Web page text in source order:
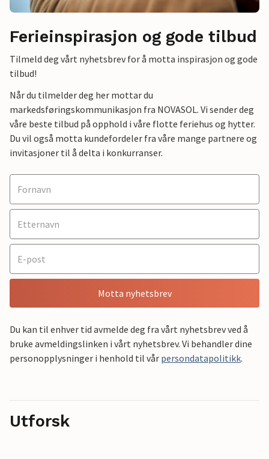
Ferieinspirasjon og gode tilbud
Tilmeld deg vårt nyhetsbrev for å motta inspirasjon og gode
tilbud!
Når du tilmelder deg her mottar du
markedsføringskommunikasjon fra NOVASOL. Vi sender deg
våre beste tilbud på opphold i våre flotte feriehus og hytter.
Du vil også motta kundefordeler fra våre mange partnere og
invitasjoner til å delta i konkurranser.
Motta nyhetsbrev
Du kan til enhver tid avmelde deg fra vårt nyhetsbrev ved å
bruke avmeldingslinken i vårt nyhetsbrev. Vi behandler dine
personopplysninger i henhold til vår persondatapolitikk.
Utforsk